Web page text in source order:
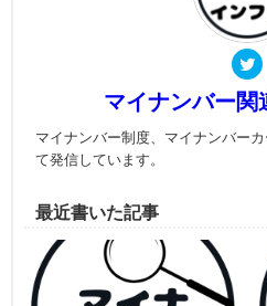
マイナンバー関
マイナンバー制度、マイナンバー
て発信しています。
最近書いた記事